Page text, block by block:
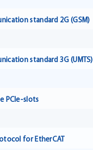
standard 2G (GSM)
standard 3G (UMTS)
PCIe-slots
for EtherCAT